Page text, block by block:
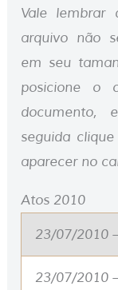
Vale lembrar
arquivo não
em seu
posicione o
documento,
seguida
aparecer no
Atos 2010
23/07/2010
23/07/2010